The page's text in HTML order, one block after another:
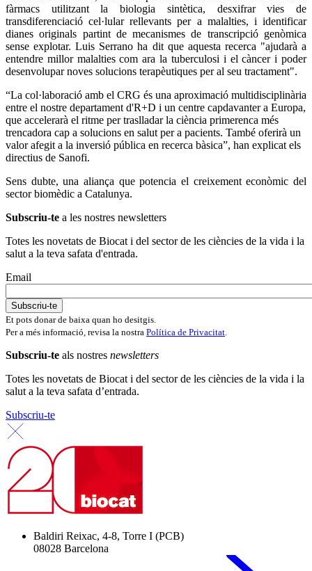
fàrmacs utilitzant la biologia sintètica, desxifrar vies de
transdiferenciació cel·lular rellevants per a malalties, i identificar
dianes originals partint de mecanismes de transcripció genòmica
sense explotar. Luis Serrano ha dit que aquesta recerca "ajudarà a
entendre millor malalties com ara la tuberculosi i el càncer i poder
desenvolupar noves solucions terapèutiques per al seu tractament".
“La col·laboració amb el CRG és una aproximació multidisciplinària
entre el nostre departament d'R+D i un centre capdavanter a Europa,
que accelerarà el ritme per traslladar la ciència primerenca més
trencadora cap a solucions en salut per a pacients. També oferirà un
valor afegit a la inversió pública en recerca bàsica”, han explicat els
directius de Sanofi.
Sens dubte, una aliança que potencia el creixement econòmic del
sector biomèdic a Catalunya.
Subscriu-te a les nostres newsletters
Totes les novetats de Biocat i del sector de les ciències de la vida i la
salut a la teva safata d'entrada.
Email
Et pots donar de baixa quan ho desitgis.
Per a més informació, revisa la nostra Política de Privacitat.
Subscriu-te als nostres newsletters
Totes les novetats de Biocat i del sector de les ciències de la vida i la
salut a la teva safata d’entrada.
Subscriu-te
Baldiri Reixac, 4-8, Torre I (PCB)
08028 Barcelona